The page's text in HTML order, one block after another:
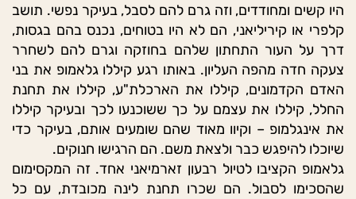
היו קשים ומחודדים, וזה גרם להם לסבל, בעיקר נפשי. תושב
קלפרי או קיריליאני, הם לא היו בטוחים, נכנס בהם בגסות,
דרך על העור התחתון שלהם בחוזקה וגרם להם לשחרר
צעקה חדה מהפה העליון. באותו רגע קיללו גלאמופ את בני
האדם הקדמונים, קיללו את הארכלת"ע, קיללו את תחנת
החלל, קיללו את עצמם על כך ששוכנעו לכך ובעיקר קיללו
את אינגלמופ – וקיוו מאוד שהם שומעים אותם, בעיקר כדי
שיוכלו להיפגש כבר ולצאת משם. הם הרגישו חנוקים.
גלאמופ הקציבו לטיול רבעון זארמיאני אחד. זה המקסימום
שהסכימו לסבול. הם שכרו תחנת לינה מכובדת, עם כל